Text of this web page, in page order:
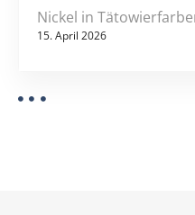
Nickel in
15. April 2026